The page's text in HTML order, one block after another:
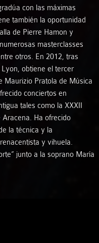
con las máximas
también la oportunidad
de Pierre Hamon y
masterclasses
otros. En 2012, tras
obtiene el tercer
Maurizio Pratola de Música
conciertos en
tales como la XXXII
Aracena. Ha ofrecido
la técnica y la
y vihuela.
junto a la soprano María